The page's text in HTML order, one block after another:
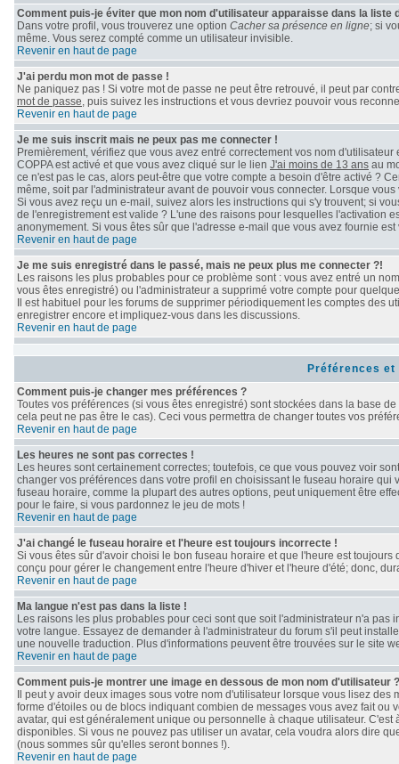
Comment puis-je éviter que mon nom d'utilisateur apparaisse dans la liste
Dans votre profil, vous trouverez une option Cacher sa présence en ligne; si
même. Vous serez compté comme un utilisateur invisible.
Revenir en haut de page
J'ai perdu mon mot de passe !
Ne paniquez pas ! Si votre mot de passe ne peut être retrouvé, il peut par
mot de passe, puis suivez les instructions et vous devriez pouvoir vous
Revenir en haut de page
Je me suis inscrit mais ne peux pas me connecter !
Premièrement, vérifiez que vous avez entré correctement vos nom
COPPA est activé et que vous avez cliqué sur le lien J'ai moins de 13 ans au
ce n'est pas le cas, alors peut-être que votre compte a besoin d'être activé ?
même, soit par l'administrateur avant de pouvoir vous connecter. Lorsque
Si vous avez reçu un e-mail, suivez alors les instructions qui s'y trouvent; si
de l'enregistrement est valide ? L'une des raisons pour lesquelles l'activation
anonymement. Si vous êtes sûr que l'adresse e-mail que vous avez fournie
Revenir en haut de page
Je me suis enregistré dans le passé, mais ne peux plus me connecter ?!
Les raisons les plus probables pour ce problème sont : vous avez entré un
vous êtes enregistré) ou l'administrateur a supprimé votre compte pour
Il est habituel pour les forums de supprimer périodiquement les comptes
enregistrer encore et impliquez-vous dans les discussions.
Revenir en haut de page
Préférences
Comment puis-je changer mes préférences ?
Toutes vos préférences (si vous êtes enregistré) sont stockées dans la base
cela peut ne pas être le cas). Ceci vous permettra de changer toutes vos
Revenir en haut de page
Les heures ne sont pas correctes !
Les heures sont certainement correctes; toutefois, ce que vous pouvez voir
changer vos préférences dans votre profil en choisissant le fuseau horaire
fuseau horaire, comme la plupart des autres options, peut uniquement être
pour le faire, si vous pardonnez le jeu de mots !
Revenir en haut de page
J'ai changé le fuseau horaire et l'heure est toujours incorrecte !
Si vous êtes sûr d'avoir choisi le bon fuseau horaire et que l'heure est
conçu pour gérer le changement entre l'heure d'hiver et l'heure d'été; donc,
Revenir en haut de page
Ma langue n'est pas dans la liste !
Les raisons les plus probables pour ceci sont que soit l'administrateur n'a
votre langue. Essayez de demander à l'administrateur du forum s'il peut
une nouvelle traduction. Plus d'informations peuvent être trouvées sur le site
Revenir en haut de page
Comment puis-je montrer une image en dessous de mon nom d'utilisateur ?
Il peut y avoir deux images sous votre nom d'utilisateur lorsque vous lisez
forme d'étoiles ou de blocs indiquant combien de messages vous avez fait
avatar, qui est généralement unique ou personnelle à chaque utilisateur.
disponibles. Si vous ne pouvez pas utiliser un avatar, cela voudra alors dire
(nous sommes sûr qu'elles seront bonnes !).
Revenir en haut de page